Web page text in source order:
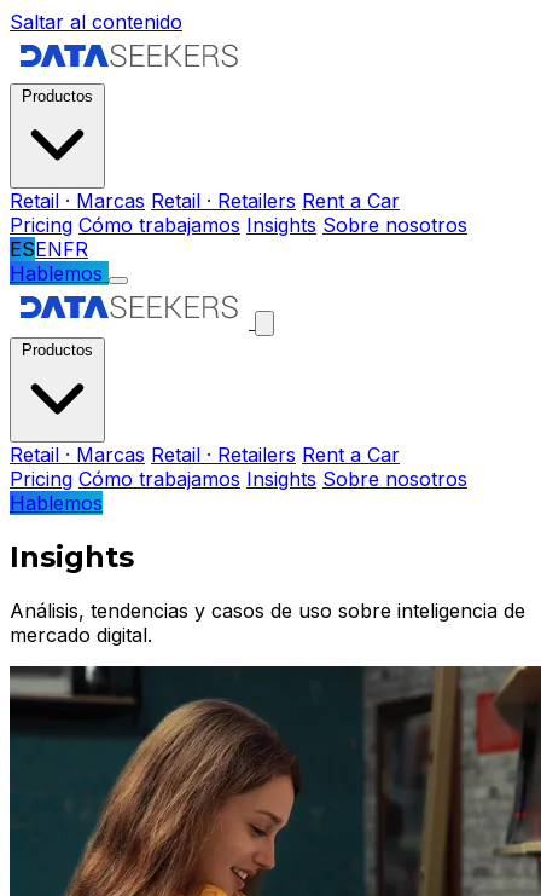
Saltar al contenido
Retail · Marcas Retail · Retailers Rent a Car
Pricing Cómo trabajamos Insights Sobre nosotros
ESENFR
Hablemos
Retail · Marcas Retail · Retailers Rent a Car
Pricing Cómo trabajamos Insights Sobre nosotros
Hablemos
Insights
Análisis, tendencias y casos de uso sobre inteligencia de
mercado digital.